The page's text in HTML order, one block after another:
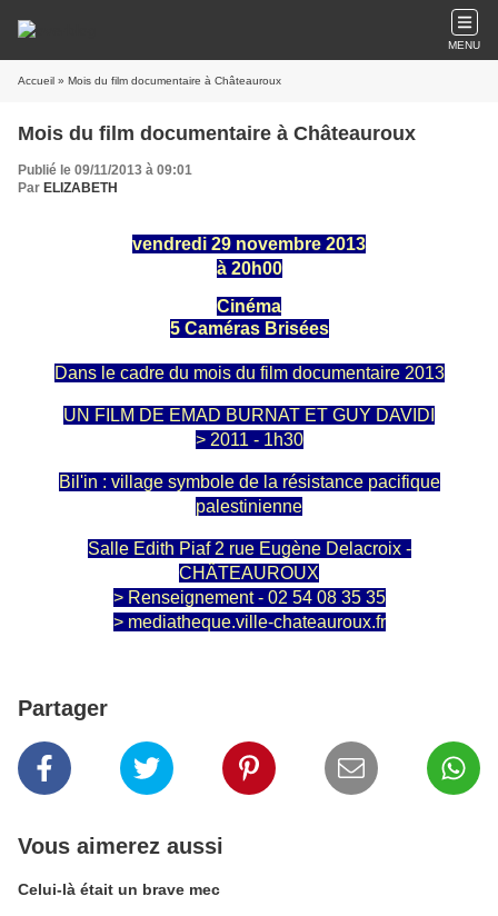
MENU
Accueil » Mois du film documentaire à Châteauroux
Mois du film documentaire à Châteauroux
Publié le 09/11/2013 à 09:01
Par ELIZABETH
vendredi 29 novembre 2013
à 20h00
Cinéma
5 Caméras Brisées
Dans le cadre du mois du film documentaire 2013
UN FILM DE EMAD BURNAT ET GUY DAVIDI
> 2011 - 1h30
Bil'in : village symbole de la résistance pacifique
palestinienne
Salle Edith Piaf 2 rue Eugène Delacroix -
CHÂTEAUROUX
> Renseignement - 02 54 08 35 35
> mediatheque.ville-chateauroux.fr
Partager
Vous aimerez aussi
Celui-là était un brave mec